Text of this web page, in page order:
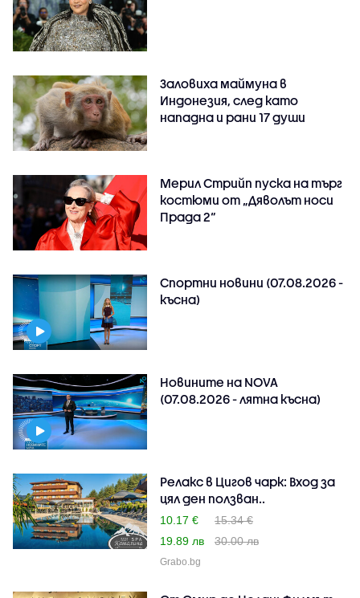
Заловиха маймуна в
Индонезия, след като
нападна и рани 17 души
Мерил Стрийп пуска на търг
костюми от „Дяволът носи
Прада 2“
Спортни новини (07.08.2026 -
късна)
Новините на NOVA
(07.08.2026 - лятна късна)
Релакс в Цигов чарк: Вход за
цял ден ползван..
10.17 €
15.34 €
19.89 лв
30.00 лв
Grabo.bg